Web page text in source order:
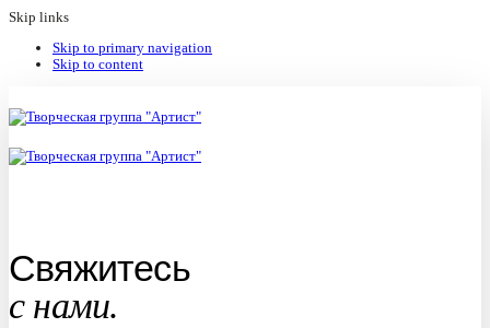
Skip links
Skip to primary navigation
Skip to content
Свяжитесь
с нами.